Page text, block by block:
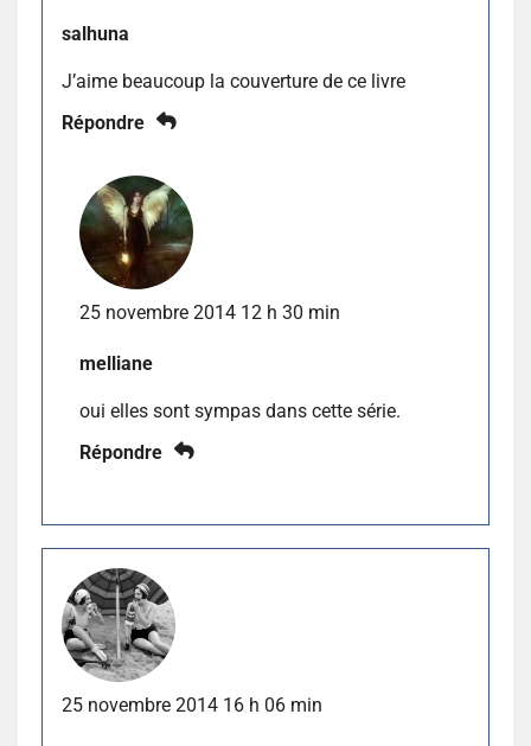
salhuna
J’aime beaucoup la couverture de ce livre
Répondre
25 novembre 2014 12 h 30 min
melliane
oui elles sont sympas dans cette série.
Répondre
25 novembre 2014 16 h 06 min